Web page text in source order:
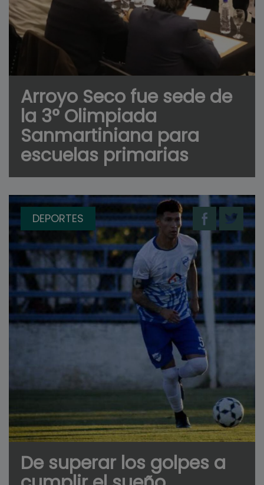
Arroyo Seco fue sede de
la 3° Olimpiada
Sanmartiniana para
escuelas primarias
DEPORTES
De superar los golpes a